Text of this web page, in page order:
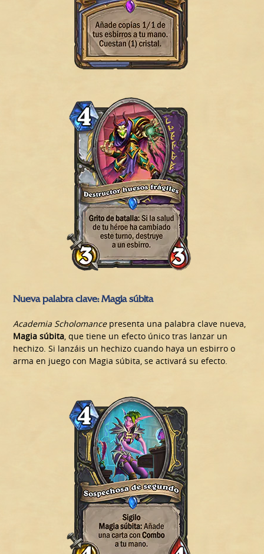
Nueva palabra clave: Magia súbita
Academia Scholomancepresenta una palabra clave nueva,
Magia súbita , que tiene un efecto único tras lanzar un
hechizo. Si lanzáis un hechizo cuando haya un esbirro o
arma en juego con Magia súbita, se activará su efecto.